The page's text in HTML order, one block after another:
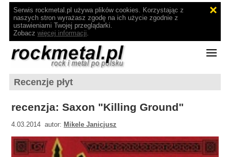
Serwis rockmetal.pl używa plików cookies. Korzystając z
naszych stron wyrażasz zgodę na ich użycie zgodnie z
ustawieniami Twojej przeglądarki.
Zobacz więcej informacji.
Recenzje płyt
recenzja: Saxon "Killing Ground"
4.03.2014 autor: Mikele Janicjusz